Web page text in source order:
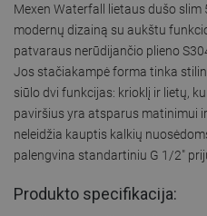
Mexen Waterfall lietaus dušo slim
modernų dizainą su aukštu
patvaraus nerūdijančio plieno
Jos stačiakampė forma tinka
siūlo dvi funkcijas: krioklį ir lietų,
paviršius yra atsparus matinimui
neleidžia kauptis kalkių
palengvina standartiniu G 1/2"
Produkto specifikacija: